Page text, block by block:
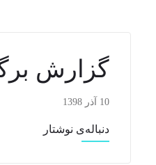
گزارش
10 آذر 1398
دنباله‌ی نوشتار